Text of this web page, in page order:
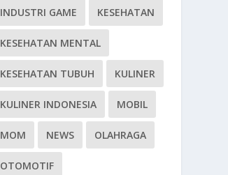
INDUSTRI GAME KESEHATAN
KESEHATAN MENTAL
KESEHATAN TUBUH KULINER
KULINER INDONESIA MOBIL
MOM NEWS OLAHRAGA
OTOMOTIF